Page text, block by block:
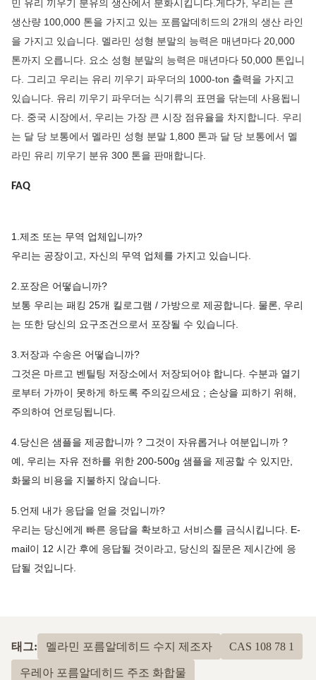
민 유리 끼우기 분유의 생산에서 분화시킵니다.게다가, 우리는 큰
생산량 100,000 톤을 가지고 있는 포름알데히드의 2개의 생산 라인
을 가지고 있습니다. 멜라민 성형 분말의 능력은 매년마다 20,000
톤까지 오릅니다. 요소 성형 분말의 능력은 매년마다 50,000 톤입니
다. 그리고 우리는 유리 끼우기 파우더의 1000-ton 출력을 가지고
있습니다. 유리 끼우기 파우더는 식기류의 표면을 닦는데 사용됩니
다. 중국 시장에서, 우리는 가장 큰 시장 점유율을 차지합니다. 우리
는 달 당 보통에서 멜라민 성형 분말 1,800 톤과 달 당 보통에서 멜
라민 유리 끼우기 분유 300 톤을 판매합니다.
FAQ
1.제조 또는 무역 업체입니까?
우리는 공장이고, 자신의 무역 업체를 가지고 있습니다.
2.포장은 어떻습니까?
보통 우리는 패킹 25개 킬로그램 / 가방으로 제공합니다. 물론, 우리
는 또한 당신의 요구조건으로서 포장될 수 있습니다.
3.저장과 수송은 어떻습니까?
그것은 마르고 벤틸팅 저장소에서 저장되어야 합니다. 수분과 열기
로부터 가까이 못하게 하도록 주의깊으세요 ; 손상을 피하기 위해,
주의하여 언로딩됩니다.
4.당신은 샘플을 제공합니까 ? 그것이 자유롭거나 여분입니까 ?
예, 우리는 자유 전하를 위한 200-500g 샘플을 제공할 수 있지만,
화물의 비용을 지불하지 않습니다.
5.언제 내가 응답을 얻을 것입니까?
우리는 당신에게 빠른 응답을 확보하고 서비스를 금식시킵니다. E-
mail이 12 시간 후에 응답될 것이라고, 당신의 질문은 제시간에 응
답될 것입니다.
태그: 멜라민 포름알데히드 수지 제조자 CAS 108 78 1
우레아 포름알데히드 주조 화합물